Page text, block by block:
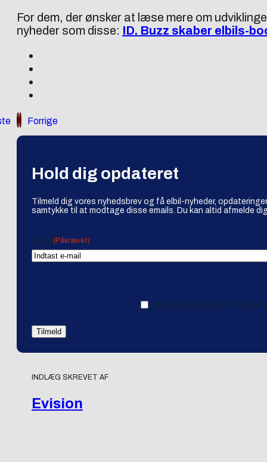
For dem, der ønsker at læse mere om
nyheder som disse: ID. Buzz skaber elbils-
Forrige
Hold dig opdateret
Tilmeld dig vores nyhedsbrev og få elbil-nyheder,
samtykke til at modtage disse emails. Du kan altid afmelde
Email (Påkrævet)
Ja tak, jeg vil gerne modtage
INDLÆG SKREVET AF
Evision